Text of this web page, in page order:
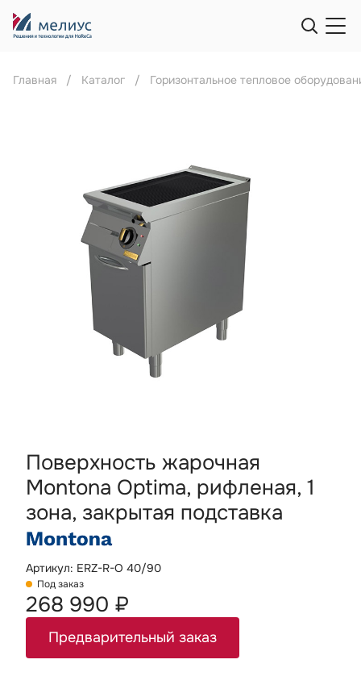
Главная Каталог Горизонтальное тепловое
Поверхность жарочная
Montona Optima, рифленая, 1
зона, закрытая подставка
Артикул: ERZ-R-O 40/90
Под заказ
268 990 ₽
Предварительный заказ